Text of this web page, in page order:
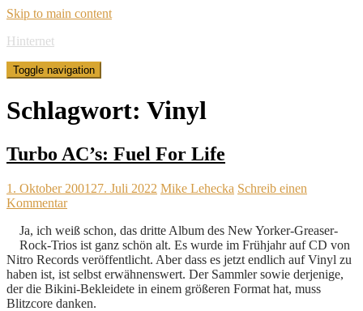
Skip to main content
Hinternet
Toggle navigation
Schlagwort: Vinyl
Turbo AC’s: Fuel For Life
1. Oktober 2001 27. Juli 2022 Mike Lehecka Schreib einen
Kommentar
Ja, ich weiß schon, das dritte Album des New Yorker-Greaser-
Rock-Trios ist ganz schön alt. Es wurde im Frühjahr auf CD von
Nitro Records veröffentlicht. Aber dass es jetzt endlich auf Vinyl zu
haben ist, ist selbst erwähnenswert. Der Sammler sowie derjenige,
der die Bikini-Bekleidete in einem größeren Format hat, muss
Blitzcore danken.